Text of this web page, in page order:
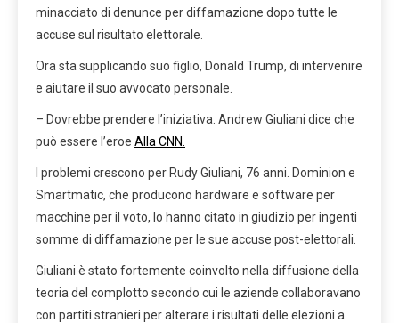
minacciato di denunce per diffamazione dopo tutte le
accuse sul risultato elettorale.
Ora sta supplicando suo figlio, Donald Trump, di intervenire
e aiutare il suo avvocato personale.
– Dovrebbe prendere l’iniziativa. Andrew Giuliani dice che
può essere l’eroe Alla CNN.
I problemi crescono per Rudy Giuliani, 76 anni. Dominion e
Smartmatic, che producono hardware e software per
macchine per il voto, lo hanno citato in giudizio per ingenti
somme di diffamazione per le sue accuse post-elettorali.
Giuliani è stato fortemente coinvolto nella diffusione della
teoria del complotto secondo cui le aziende collaboravano
con partiti stranieri per alterare i risultati delle elezioni a